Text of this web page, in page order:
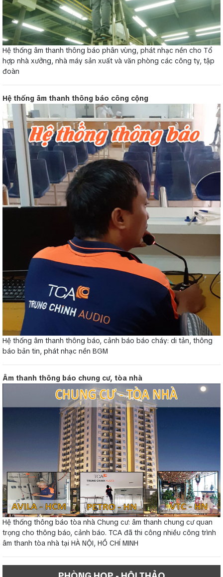
Hệ thống âm thanh thông báo phân vùng, phát nhạc nền cho Tổ
hợp nhà xưởng, nhà máy sản xuất và văn phòng các công ty, tập
đoàn
Hệ thống âm thanh thông báo công cộng
Hệ thống âm thanh thông báo, cảnh báo báo cháy: di tản, thông
báo bản tin, phát nhạc nền BGM
Âm thanh thông báo chung cư, tòa nhà
Hệ thống thông báo tòa nhà Chung cư: âm thanh chung cư quan
trọng cho thông báo, cảnh báo. TCA đã thi công nhiều công trình
âm thanh tòa nhà tại HÀ NỘI, HỒ CHÍ MINH